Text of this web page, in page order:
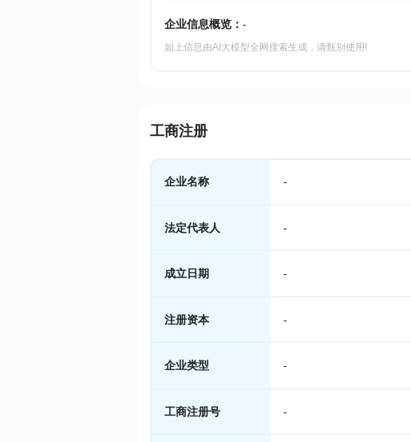
企业信息概览： -
如上信息由AI大模型全网搜索生成，请甄别使用!
工商注册
企业名称 -
法定代表人 -
成立日期 -
注册资本 -
企业类型 -
工商注册号 -